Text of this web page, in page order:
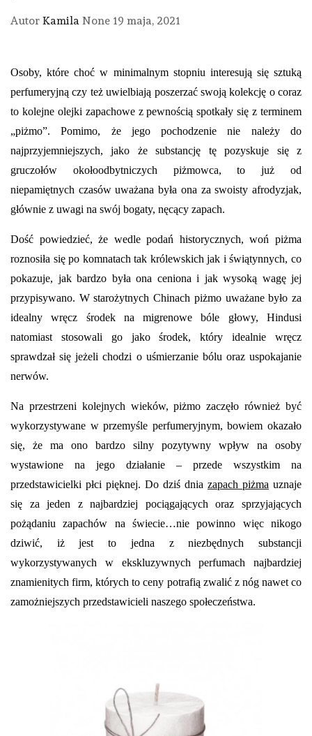
Autor Kamila None 19 maja, 2021
Osoby, które choć w minimalnym stopniu interesują się sztuką
perfumeryjną czy też uwielbiają poszerzać swoją kolekcję o coraz
to kolejne olejki zapachowe z pewnością spotkały się z terminem
„piżmo”. Pomimo, że jego pochodzenie nie należy do
najprzyjemniejszych, jako że substancję tę pozyskuje się z
gruczołów okołoodbytniczych piżmowca, to już od
niepamiętnych czasów uważana była ona za swoisty afrodyzjak,
głównie z uwagi na swój bogaty, nęcący zapach.
Dość powiedzieć, że wedle podań historycznych, woń piżma
roznosiła się po komnatach tak królewskich jak i świątynnych, co
pokazuje, jak bardzo była ona ceniona i jak wysoką wagę jej
przypisywano. W starożytnych Chinach piżmo uważane było za
idealny wręcz środek na migrenowe bóle głowy, Hindusi
natomiast stosowali go jako środek, który idealnie wręcz
sprawdzał się jeżeli chodzi o uśmierzanie bólu oraz uspokajanie
nerwów.
Na przestrzeni kolejnych wieków, piżmo zaczęło również być
wykorzystywane w przemyśle perfumeryjnym, bowiem okazało
się, że ma ono bardzo silny pozytywny wpływ na osoby
wystawione na jego działanie – przede wszystkim na
przedstawicielki płci pięknej. Do dziś dnia zapach piżma uznaje
się za jeden z najbardziej pociągających oraz sprzyjających
pożądaniu zapachów na świecie…nie powinno więc nikogo
dziwić, iż jest to jedna z niezbędnych substancji
wykorzystywanych w ekskluzywnych perfumach najbardziej
znamienitych firm, których to ceny potrafią zwalić z nóg nawet co
zamożniejszych przedstawicieli naszego społeczeństwa.